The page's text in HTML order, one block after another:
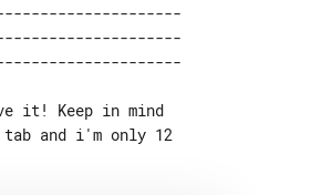
it! Keep in mind